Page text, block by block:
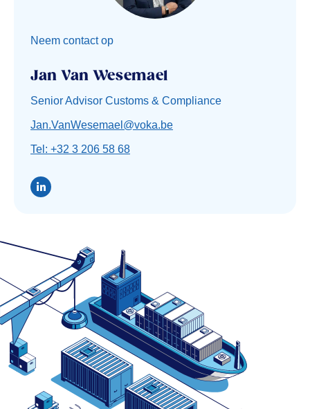
Neem contact op
Jan Van Wesemael
Senior Advisor Customs & Compliance
Jan.VanWesemael@voka.be
Tel: +32 3 206 58 68